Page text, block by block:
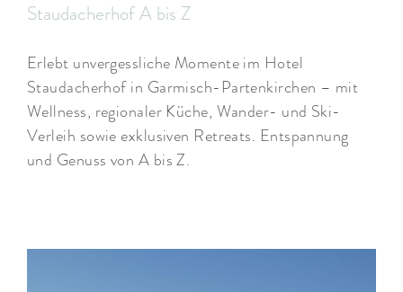
Staudacherhof A bis Z
Erlebt unvergessliche Momente im Hotel
Staudacherhof in Garmisch-Partenkirchen – mit
Wellness, regionaler Küche, Wander- und Ski-
Verleih sowie exklusiven Retreats. Entspannung
und Genuss von A bis Z.